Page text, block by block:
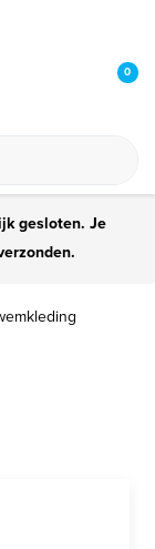
0
gesloten. Je